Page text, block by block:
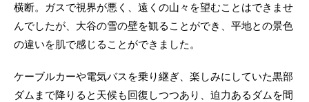
横断。ガスで視界が悪く、遠くの山々を望むことはできませ
んでしたが、大谷の雪の壁を観ることができ、平地との景色
の違いを肌で感じることができました。
ケーブルカーや電気バスを乗り継ぎ、楽しみにしていた黒部
ダムまで降りると天候も回復しつつあり、迫力あるダムを間